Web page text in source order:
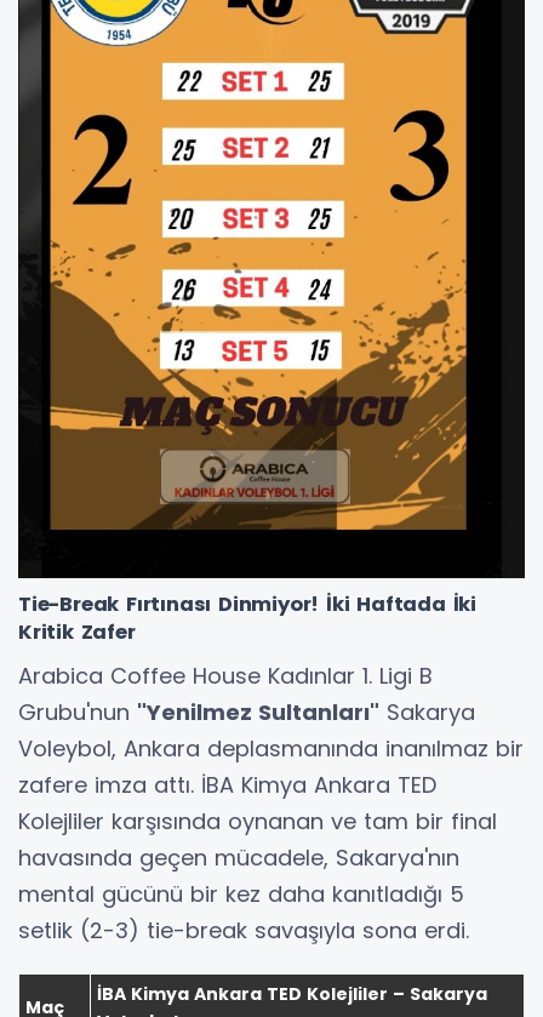
Tie-Break Fırtınası Dinmiyor! İki Haftada İki
Kritik Zafer
Arabica Coffee House Kadınlar 1. Ligi B
Grubu'nun "Yenilmez Sultanları" Sakarya
Voleybol, Ankara deplasmanında inanılmaz bir
zafere imza attı. İBA Kimya Ankara TED
Kolejliler karşısında oynanan ve tam bir final
havasında geçen mücadele, Sakarya'nın
mental gücünü bir kez daha kanıtladığı 5
setlik (2-3) tie-break savaşıyla sona erdi.
Maç
İBA Kimya Ankara TED Kolejliler – Sakarya